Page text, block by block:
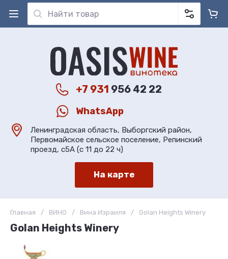
+7 931 956 42 22
WhatsApp
Ленинградская область, Выборгский район,
Первомайское сельское поселение, Репинский
проезд, с5А (с 11 до 22 ч)
На карте
Главная / ВИНО / Вина Израиля / Golan Heights Winery
Golan Heights Winery